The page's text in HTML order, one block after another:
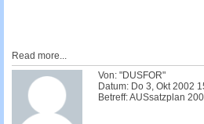
Read more...
Von: "DUSFOR"
Datum: Do 3, Okt 2002
Betreff: AUSsatzplan